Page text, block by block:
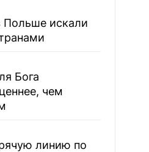
искали
Бога
чем
линию по